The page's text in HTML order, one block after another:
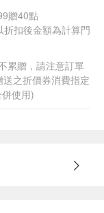
贈40點
扣後金額為計算門
累贈，請注意訂單
之折價券消費指定
使用)